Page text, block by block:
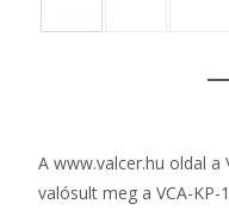
A www.valcer.hu oldal a
valósult meg a VCA-